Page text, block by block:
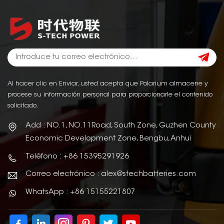
Al hacer clic en Enviar, usted acepta que Polarium almacene y
procese su información personal para proporcionarle el contenido
solicitado.
Add : NO.1, NO.11Road, South Zone, Guzhen County
Economic Development Zone, Bengbu, Anhui
Teléfono : +86 15395291926
Correo electrónico : alex@stechbatteries.com
WhatsApp : +86 15155221807